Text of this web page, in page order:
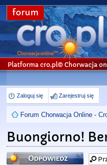
forum
Platforma cro.pl© Chorwacja
Zaloguj się Zarejestruj się
Forum Chorwacja Online -
Buongiorno!
Odpowiedz